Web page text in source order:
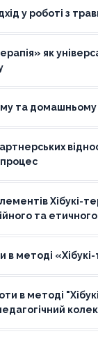
у роботі з
як
та
Хібукі-
та
в методі
в методі